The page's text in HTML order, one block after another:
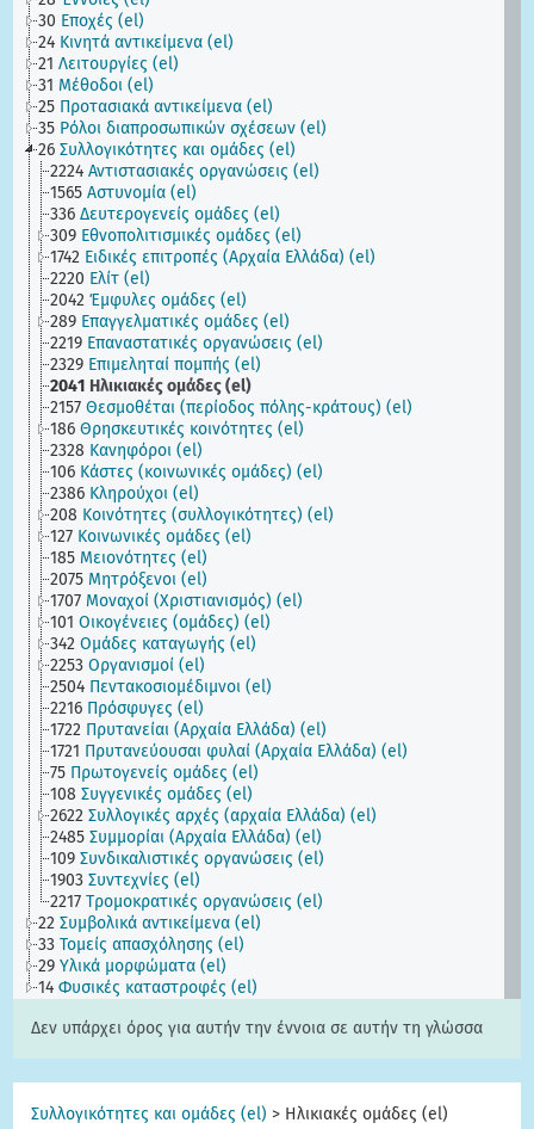
30 Εποχές (el)
24 Κινητά αντικείμενα (el)
21 Λειτουργίες (el)
31 Μέθοδοι (el)
25 Προτασιακά αντικείμενα (el)
35 Ρόλοι διαπροσωπικών σχέσεων (el)
26 Συλλογικότητες και ομάδες (el)
2224 Αντιστασιακές οργανώσεις (el)
1565 Αστυνομία (el)
336 Δευτερογενείς ομάδες (el)
309 Εθνοπολιτισμικές ομάδες (el)
1742 Ειδικές επιτροπές (Αρχαία Ελλάδα) (el)
2220 Ελίτ (el)
2042 Έμφυλες ομάδες (el)
289 Επαγγελματικές ομάδες (el)
2219 Επαναστατικές οργανώσεις (el)
2329 Επιμεληταί πομπής (el)
2041 Ηλικιακές ομάδες (el)
2157 Θεσμοθέται (περίοδος πόλης-κράτους) (el)
186 Θρησκευτικές κοινότητες (el)
2328 Κανηφόροι (el)
106 Κάστες (κοινωνικές ομάδες) (el)
2386 Κληρούχοι (el)
208 Κοινότητες (συλλογικότητες) (el)
127 Κοινωνικές ομάδες (el)
185 Μειονότητες (el)
2075 Μητρόξενοι (el)
1707 Μοναχοί (Χριστιανισμός) (el)
101 Οικογένειες (ομάδες) (el)
342 Ομάδες καταγωγής (el)
2253 Οργανισμοί (el)
2504 Πεντακοσιομέδιμνοι (el)
2216 Πρόσφυγες (el)
1722 Πρυτανείαι (Αρχαία Ελλάδα) (el)
1721 Πρυτανεύουσαι φυλαί (Αρχαία Ελλάδα) (el)
75 Πρωτογενείς ομάδες (el)
108 Συγγενικές ομάδες (el)
2622 Συλλογικές αρχές (αρχαία Ελλάδα) (el)
2485 Συμμορίαι (Αρχαία Ελλάδα) (el)
109 Συνδικαλιστικές οργανώσεις (el)
1903 Συντεχνίες (el)
2217 Τρομοκρατικές οργανώσεις (el)
22 Συμβολικά αντικείμενα (el)
33 Τομείς απασχόλησης (el)
29 Υλικά μορφώματα (el)
14 Φυσικές καταστροφές (el)
Δεν υπάρχει όρος για αυτήν την έννοια σε αυτήν τη γλώσσα
Συλλογικότητες και ομάδες (el) > Ηλικιακές ομάδες (el)